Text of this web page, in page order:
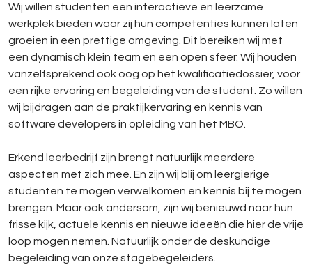
Wij willen studenten een interactieve en leerzame
werkplek bieden waar zij hun competenties kunnen laten
groeien in een prettige omgeving. Dit bereiken wij met
een dynamisch klein team en een open sfeer. Wij houden
vanzelfsprekend ook oog op het kwalificatiedossier, voor
een rijke ervaring en begeleiding van de student. Zo willen
wij bijdragen aan de praktijkervaring en kennis van
software developers in opleiding van het MBO.
Erkend leerbedrijf zijn brengt natuurlijk meerdere
aspecten met zich mee. En zijn wij blij om leergierige
studenten te mogen verwelkomen en kennis bij te mogen
brengen. Maar ook andersom, zijn wij benieuwd naar hun
frisse kijk, actuele kennis en nieuwe ideeën die hier de vrije
loop mogen nemen. Natuurlijk onder de deskundige
begeleiding van onze stagebegeleiders.